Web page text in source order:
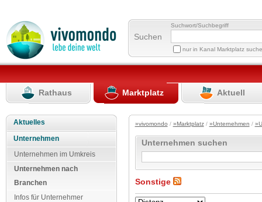
Suchen
Suchwort/Suchbegriff
nur in Kanal Marktplatz
Rathaus Marktplatz Aktuell
Aktuelles
Unternehmen
Unternehmen im Umkreis
Unternehmen nach
Branchen
Infos für Unternehmer
»vivomondo / »Marktplatz/ »Unternehmen /
Unternehmen suchen
Sonstige